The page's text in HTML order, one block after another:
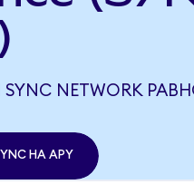
SYNC NETWORK
НА APY